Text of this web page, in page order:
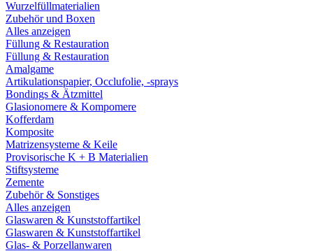
Wurzelfüllmaterialien
Zubehör und Boxen
Alles anzeigen
Füllung & Restauration
Füllung & Restauration
Amalgame
Artikulationspapier, Occlufolie, -sprays
Bondings & Ätzmittel
Glasionomere & Kompomere
Kofferdam
Komposite
Matrizensysteme & Keile
Provisorische K + B Materialien
Stiftsysteme
Zemente
Zubehör & Sonstiges
Alles anzeigen
Glaswaren & Kunststoffartikel
Glaswaren & Kunststoffartikel
Glas- & Porzellanwaren